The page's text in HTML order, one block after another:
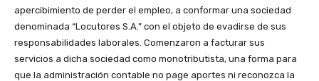
apercibimiento de perder el empleo, a conformar una sociedad
denominada “Locutores S.A.” con el objeto de evadirse de sus
responsabilidades laborales. Comenzaron a facturar sus
servicios a dicha sociedad como monotributista, una forma para
que la administración contable no page aportes ni reconozca la